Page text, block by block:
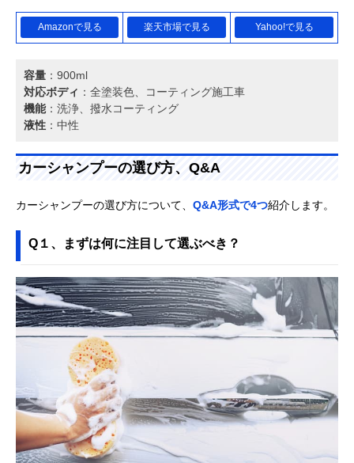
Amazonで見る 楽天市場で見る Yahoo!で見る
容量 ：900ml
対応ボディ ：全塗装色、コーティング施工車
機能：洗浄、撥水コーティング
液性 ：中性
カーシャンプーの選び方、Q&A
カーシャンプーの選び方について、 Q&A形式で4つ紹介します。
Q１、まずは何に注目して選ぶべき？